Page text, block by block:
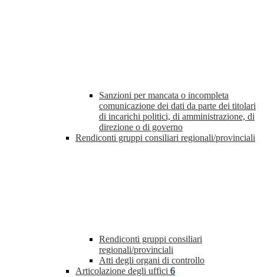
Sanzioni per mancata o incompleta
comunicazione dei dati da parte dei titolari
di incarichi politici, di amministrazione, di
direzione o di governo
Rendiconti gruppi consiliari regionali/provinciali
Rendiconti gruppi consiliari
regionali/provinciali
Atti degli organi di controllo
Articolazione degli uffici 6